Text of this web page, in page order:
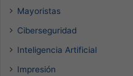
Mayoristas
Ciberseguridad
Inteligencia Artificial
Impresión